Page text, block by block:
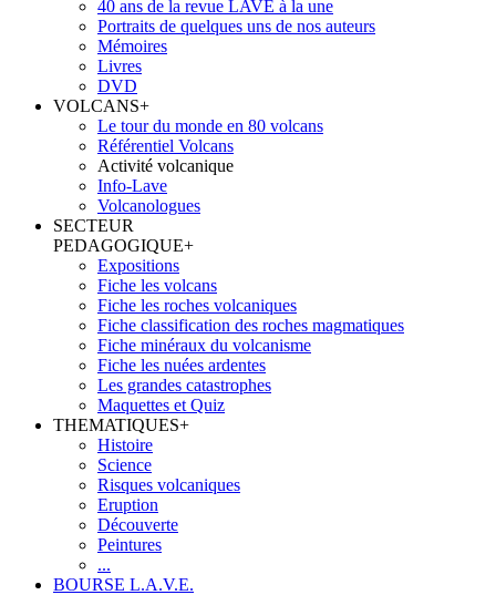
40 ans de la revue LAVE à la une
Portraits de quelques uns de nos auteurs
Mémoires
Livres
DVD
VOLCANS+
Le tour du monde en 80 volcans
Référentiel Volcans
Activité volcanique
Info-Lave
Volcanologues
SECTEUR
PEDAGOGIQUE+
Expositions
Fiche les volcans
Fiche les roches volcaniques
Fiche classification des roches magmatiques
Fiche minéraux du volcanisme
Fiche les nuées ardentes
Les grandes catastrophes
Maquettes et Quiz
THEMATIQUES+
Histoire
Science
Risques volcaniques
Eruption
Découverte
Peintures
...
BOURSE L.A.V.E.